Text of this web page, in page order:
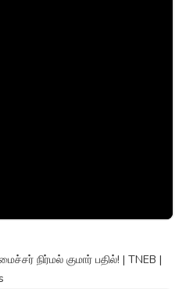
நிர்மல் குமார் பதில்! | TNEB |